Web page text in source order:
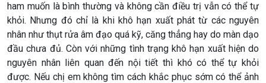
ham muốn là bình thường và không cần điều trị vẫn có thể tự
khỏi. Nhưng đó chỉ là khi khô hạn xuất phát từ các nguyên
nhân như thụt rửa âm đạo quá kỹ, căng thẳng hay do màn dạo
đầu chưa đủ. Còn với những tình trạng khô hạn xuất hiện do
nguyên nhân liên quan đến nội tiết thì khó có thể tự khỏi
được. Nếu chị em không tìm cách khắc phục sớm có thể ảnh